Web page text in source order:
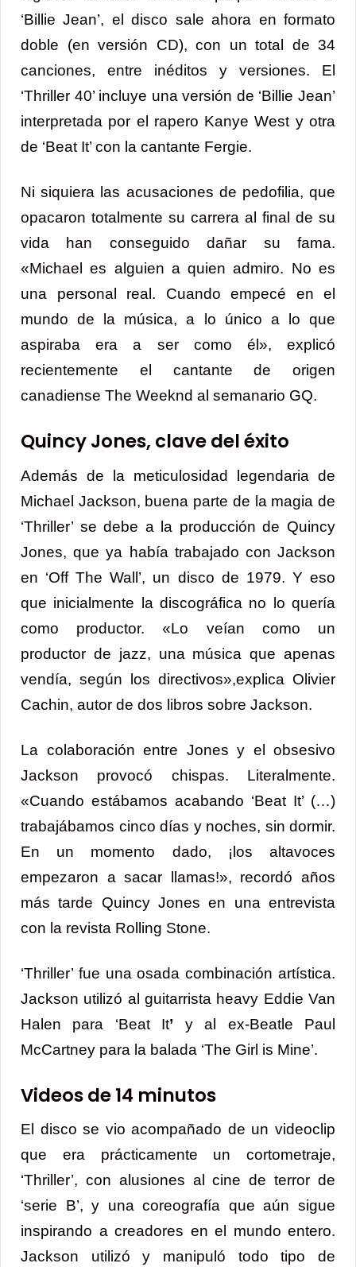
‘Billie Jean’, el disco sale ahora en formato
doble (en versión CD), con un total de 34
canciones, entre inéditos y versiones. El
‘Thriller 40’ incluye una versión de ‘Billie Jean’
interpretada por el rapero Kanye West y otra
de ‘Beat It’ con la cantante Fergie.
Ni siquiera las acusaciones de pedofilia, que
opacaron totalmente su carrera al final de su
vida han conseguido dañar su fama.
«Michael es alguien a quien admiro. No es
una personal real. Cuando empecé en el
mundo de la música, a lo único a lo que
aspiraba era a ser como él», explicó
recientemente el cantante de origen
canadiense The Weeknd al semanario GQ.
Quincy Jones, clave del éxito
Además de la meticulosidad legendaria de
Michael Jackson, buena parte de la magia de
‘Thriller’ se debe a la producción de Quincy
Jones, que ya había trabajado con Jackson
en ‘Off The Wall’, un disco de 1979. Y eso
que inicialmente la discográfica no lo quería
como productor. «Lo veían como un
productor de jazz, una música que apenas
vendía, según los directivos»,explica Olivier
Cachin, autor de dos libros sobre Jackson.
La colaboración entre Jones y el obsesivo
Jackson provocó chispas. Literalmente.
«Cuando estábamos acabando ‘Beat It’ (…)
trabajábamos cinco días y noches, sin dormir.
En un momento dado, ¡los altavoces
empezaron a sacar llamas!», recordó años
más tarde Quincy Jones en una entrevista
con la revista Rolling Stone.
‘Thriller’ fue una osada combinación artística.
Jackson utilizó al guitarrista heavy Eddie Van
Halen para ‘Beat It’ y al ex-Beatle Paul
McCartney para la balada ‘The Girl is Mine’.
Videos de 14 minutos
El disco se vio acompañado de un videoclip
que era prácticamente un cortometraje,
‘Thriller’, con alusiones al cine de terror de
‘serie B’, y una coreografía que aún sigue
inspirando a creadores en el mundo entero.
Jackson utilizó y manipuló todo tipo de